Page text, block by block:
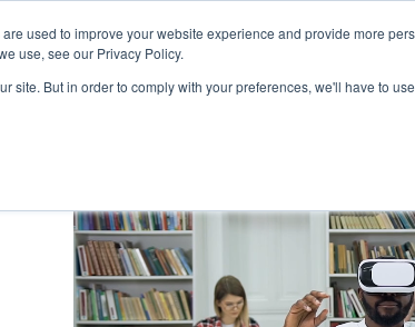
used to improve your website experience and provide more
use, see our Privacy Policy.
site. But in order to comply with your preferences, we'll have to